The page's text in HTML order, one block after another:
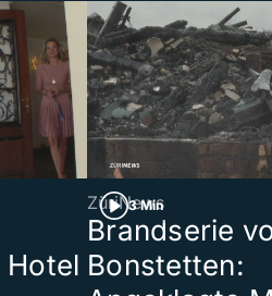
Hotel
3 Min
ZüriNews
Brandserie
Bonstetten: